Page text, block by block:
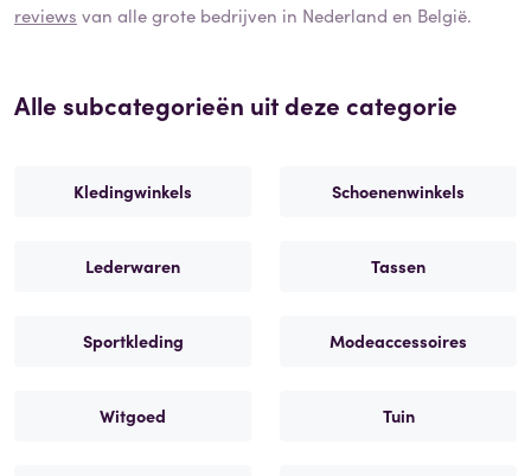
reviews van alle grote bedrijven in Nederland en België.
Alle subcategorieën uit deze categorie
Kledingwinkels Schoenenwinkels
Lederwaren Tassen
Sportkleding Modeaccessoires
Witgoed Tuin